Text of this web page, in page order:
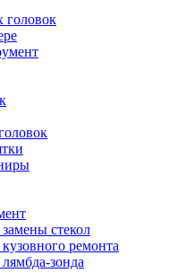
головок
стекол
ремонта
зонда